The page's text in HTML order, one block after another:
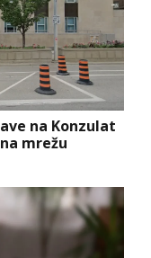
na Konzulat
mrežu